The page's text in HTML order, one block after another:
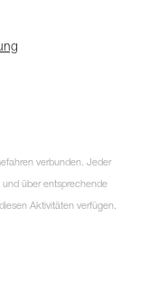
verbunden. Jeder
über entsprechende
Aktivitäten verfügen.